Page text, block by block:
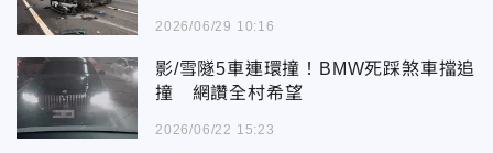
2026/06/29 10:16
影/雪隧5車連環撞！BMW死踩煞車擋追
撞 網讚全村希望
2026/06/22 15:23